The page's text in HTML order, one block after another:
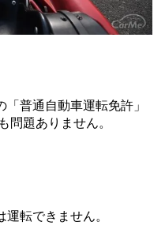
普通自動車運転免許」
問題ありません。
転できません。